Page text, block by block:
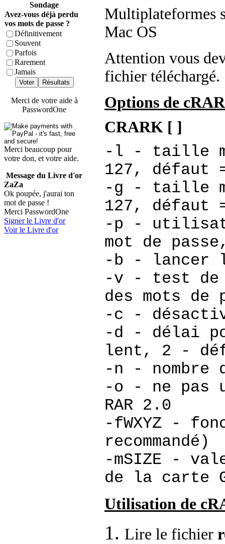
Sondage
Avez-vous déjà perdu
vos mots de passe ?
Définitivement
Souvent
Parfois
Rarement
Jamais
Voter Résultats
Merci de votre aide à
PasswordOne
Merci beaucoup pour
votre don, et votre aide.
Message du Livre d'or
ZaZa
Ok poupée, j'aurai ton
mot de passe !
Merci PasswordOne
Signer le Livre d'or
Voir le Livre d'or
Multiplateformes
Mac OS
Attention vous
fichier téléchargé.
Options de
CRARK [ ]
-l - taille
127, défaut
-g - taille
127, défaut
-p -
mot de
-b - lancer
-v - test de
des mots de
-c -
-d - délai
lent, 2 -
-n - nombre
-o - ne pas
RAR 2.0
-fWXYZ -
recommandé)
-mSIZE -
de la carte
Utilisation de
Lire le fichier